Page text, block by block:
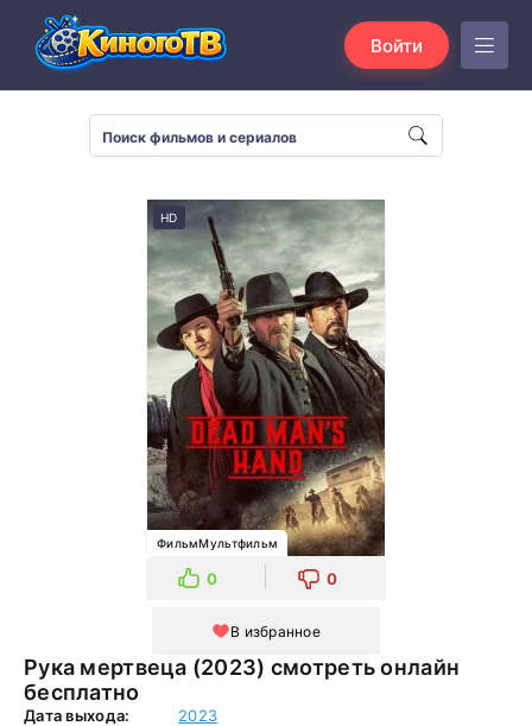
Войти
Рука мертвеца (2023) смотреть онлайн
бесплатно
HD
ФильмМультфильм
0 0
В избранное
Дата выхода:
2023